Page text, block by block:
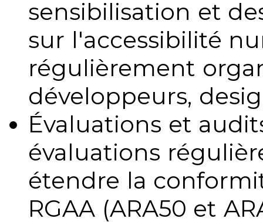
sensibilisation et
sur l'accessibilité
régulièrement
développeurs,
Évaluations et
évaluations
étendre la
RGAA (ARA50 et